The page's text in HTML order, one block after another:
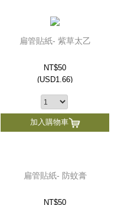
扁管貼紙- 紫草太乙
NT$50
(USD1.66)
加入購物車
扁管貼紙- 防蚊膏
NT$50